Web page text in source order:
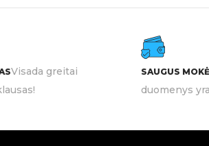
Visada greitai
SAUGUS
duomenys